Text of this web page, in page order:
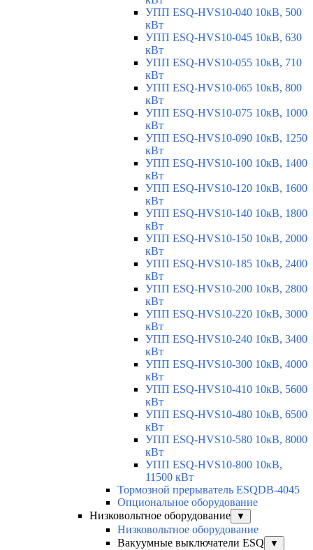
УПП ESQ-HVS10-040 10кВ, 500
кВт
УПП ESQ-HVS10-045 10кВ, 630
кВт
УПП ESQ-HVS10-055 10кВ, 710
кВт
УПП ESQ-HVS10-065 10кВ, 800
кВт
УПП ESQ-HVS10-075 10кВ, 1000
кВт
УПП ESQ-HVS10-090 10кВ, 1250
кВт
УПП ESQ-HVS10-100 10кВ, 1400
кВт
УПП ESQ-HVS10-120 10кВ, 1600
кВт
УПП ESQ-HVS10-140 10кВ, 1800
кВт
УПП ESQ-HVS10-150 10кВ, 2000
кВт
УПП ESQ-HVS10-185 10кВ, 2400
кВт
УПП ESQ-HVS10-200 10кВ, 2800
кВт
УПП ESQ-HVS10-220 10кВ, 3000
кВт
УПП ESQ-HVS10-240 10кВ, 3400
кВт
УПП ESQ-HVS10-300 10кВ, 4000
кВт
УПП ESQ-HVS10-410 10кВ, 5600
кВт
УПП ESQ-HVS10-480 10кВ, 6500
кВт
УПП ESQ-HVS10-580 10кВ, 8000
кВт
УПП ESQ-HVS10-800 10кВ,
11500 кВт
Тормозной прерыватель ESQDB-4045
Опциональное оборудование
Низковольтное оборудование
▼
Низковольтное оборудование
Вакуумные выключатели ESQ
▼